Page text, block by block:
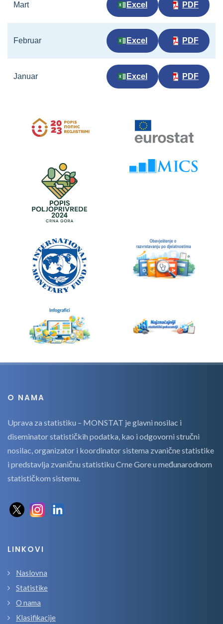
Mart Excel PDF
Februar Excel PDF
Januar Excel PDF
O NAMA
Uprava za statistiku – MONSTAT je glavni nosilac i
diseminator statističkih podatka, kao i odgovorni stručni
nosilac, organizator i koordinator sistema zvanične statistike
i predstavlja zvaničnu statistiku Crne Gore u međunarodnom
statističkom sistemu.
LINKOVI
Naslovna
Statistike
O nama
Klasifikacije